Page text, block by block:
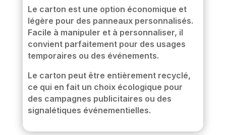
Le carton est une option économique et
légère pour des panneaux personnalisés.
Facile à manipuler et à personnaliser, il
convient parfaitement pour des usages
temporaires ou des événements.
Le carton peut être entièrement recyclé,
ce qui en fait un choix écologique pour
des campagnes publicitaires ou des
signalétiques événementielles.